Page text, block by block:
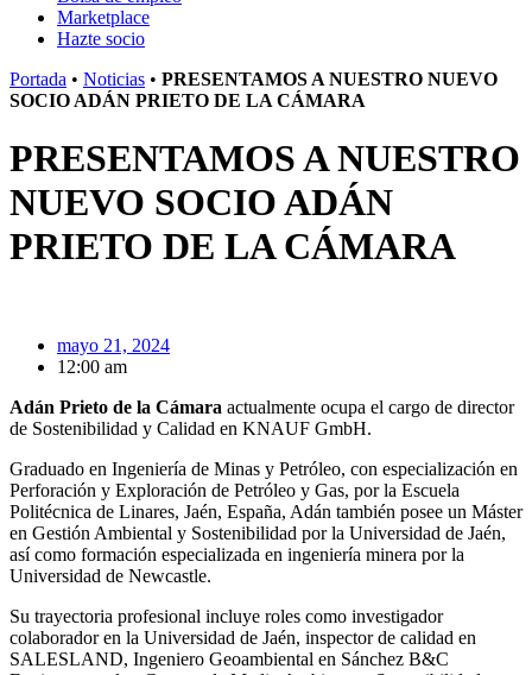
Marketplace
Hazte socio
Portada • Noticias • PRESENTAMOS A NUESTRO NUEVO
SOCIO ADÁN PRIETO DE LA CÁMARA
PRESENTAMOS A NUESTRO
NUEVO SOCIO ADÁN
PRIETO DE LA CÁMARA
mayo 21, 2024
12:00 am
Adán Prieto de la Cámara actualmente ocupa el cargo de director
de Sostenibilidad y Calidad en KNAUF GmbH.
Graduado en Ingeniería de Minas y Petróleo, con especialización en
Perforación y Exploración de Petróleo y Gas, por la Escuela
Politécnica de Linares, Jaén, España, Adán también posee un Máster
en Gestión Ambiental y Sostenibilidad por la Universidad de Jaén,
así como formación especializada en ingeniería minera por la
Universidad de Newcastle.
Su trayectoria profesional incluye roles como investigador
colaborador en la Universidad de Jaén, inspector de calidad en
SALESLAND, Ingeniero Geoambiental en Sánchez B&C